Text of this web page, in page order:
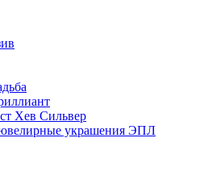
Хев Сильвер
украшения ЭПЛ